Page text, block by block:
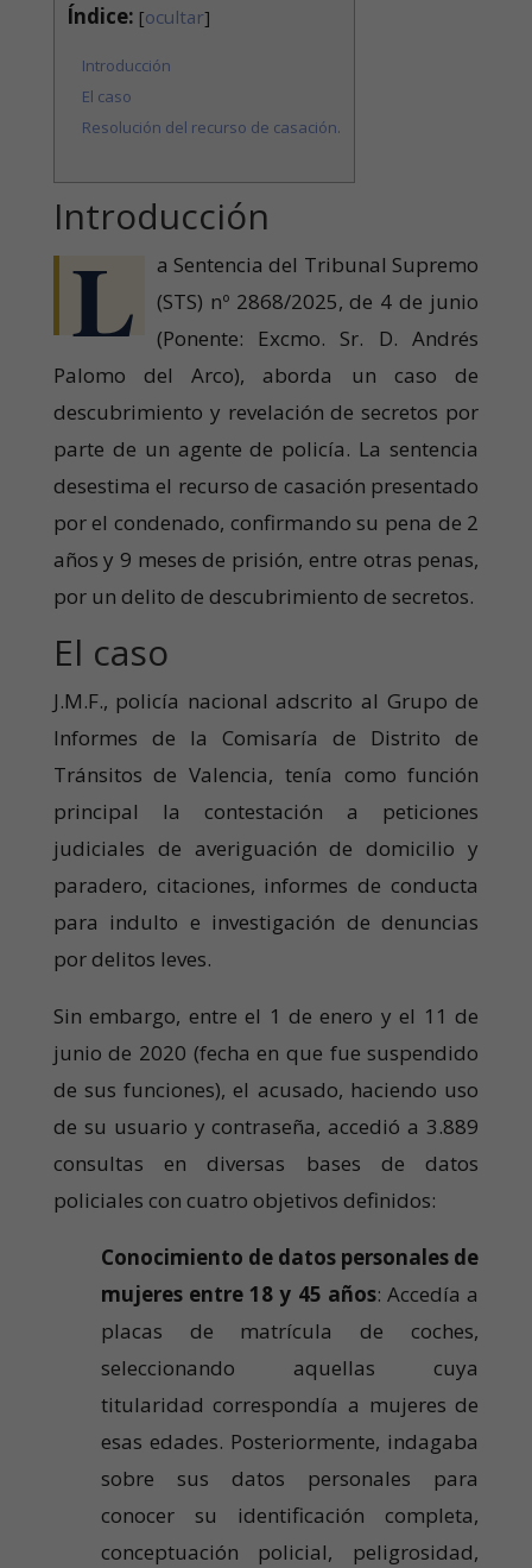
Índice: [ocultar]
Introducción
El caso
Resolución del recurso de casación.
Introducción
L
a Sentencia del Tribunal Supremo
(STS) nº 2868/2025, de 4 de junio
(Ponente: Excmo. Sr. D. Andrés
Palomo del Arco), aborda un caso de
descubrimiento y revelación de secretos por
parte de un agente de policía. La sentencia
desestima el recurso de casación presentado
por el condenado, confirmando su pena de 2
años y 9 meses de prisión, entre otras penas,
por un delito de descubrimiento de secretos.
El caso
J.M.F., policía nacional adscrito al Grupo de
Informes de la Comisaría de Distrito de
Tránsitos de Valencia, tenía como función
principal la contestación a peticiones
judiciales de averiguación de domicilio y
paradero, citaciones, informes de conducta
para indulto e investigación de denuncias
por delitos leves.
Sin embargo, entre el 1 de enero y el 11 de
junio de 2020 (fecha en que fue suspendido
de sus funciones), el acusado, haciendo uso
de su usuario y contraseña, accedió a 3.889
consultas en diversas bases de datos
policiales con cuatro objetivos definidos:
Conocimiento de datos personales de
mujeres entre 18 y 45 años: Accedía a
placas de matrícula de coches,
seleccionando aquellas cuya
titularidad correspondía a mujeres de
esas edades. Posteriormente, indagaba
sobre sus datos personales para
conocer su identificación completa,
conceptuación policial, peligrosidad,